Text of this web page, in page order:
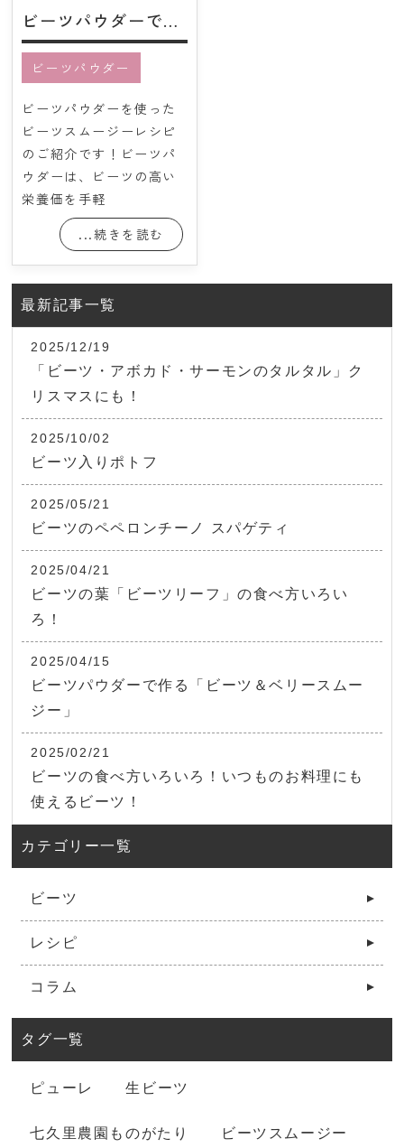
お問い合わせ
ビーツパウダーで作る「ビーツ＆ベリースムージー」
ビーツパウダー
ビーツパウダーを使った
ビーツスムージーレシピ
のご紹介です！ビーツパ
ウダーは、ビーツの高い
栄養価を手軽
...続きを読む
最新記事一覧
2025/12/19
「ビーツ・アボカド・サーモンのタルタル」ク
リスマスにも！
2025/10/02
ビーツ入りポトフ
2025/05/21
ビーツのペペロンチーノ スパゲティ
2025/04/21
ビーツの葉「ビーツリーフ」の食べ方いろい
ろ！
2025/04/15
ビーツパウダーで作る「ビーツ＆ベリースムー
ジー」
2025/02/21
ビーツの食べ方いろいろ！いつものお料理にも
使えるビーツ！
カテゴリー一覧
ビーツ
レシピ
コラム
タグ一覧
ピューレ 生ビーツ
七久里農園ものがたり ビーツスムージー